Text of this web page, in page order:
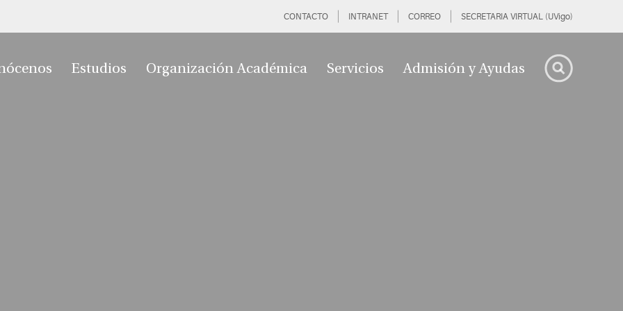
CONTACTO INTRANET CORREO SECRETARIA VIRTUAL (UVigo)
Estudios Organización Académica Servicios Admisión y Ayudas